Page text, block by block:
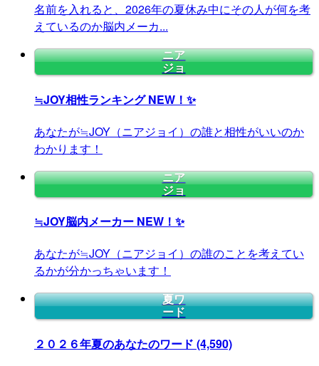
名前を入れると、2026年の夏休み中にその人が何を考
えているのか脳内メーカ...
ニア
ジョ
≒JOY相性ランキングNEW！✨
あなたが≒JOY（ニアジョイ）の誰と相性がいいのか
わかります！
ニア
ジョ
≒JOY脳内メーカー NEW！✨
あなたが≒JOY（ニアジョイ）の誰のことを考えてい
るかが分かっちゃいます！
夏ワ
ード
２０２６年夏のあなたのワード (4,590)